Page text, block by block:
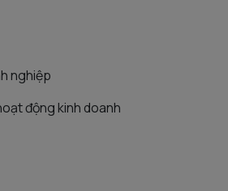
nghiệp
động kinh doanh